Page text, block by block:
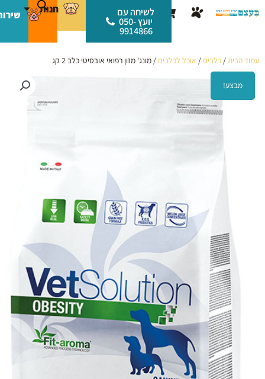
לתוכן
עגלת
קניות
לשיחה עם
יועץ 050-
9914866
חנות
עמוד הבית/ כלבים / אוכל לכלבים / מונג' מזון רפואי אובסיטי כלב 2 קג
מבצע!